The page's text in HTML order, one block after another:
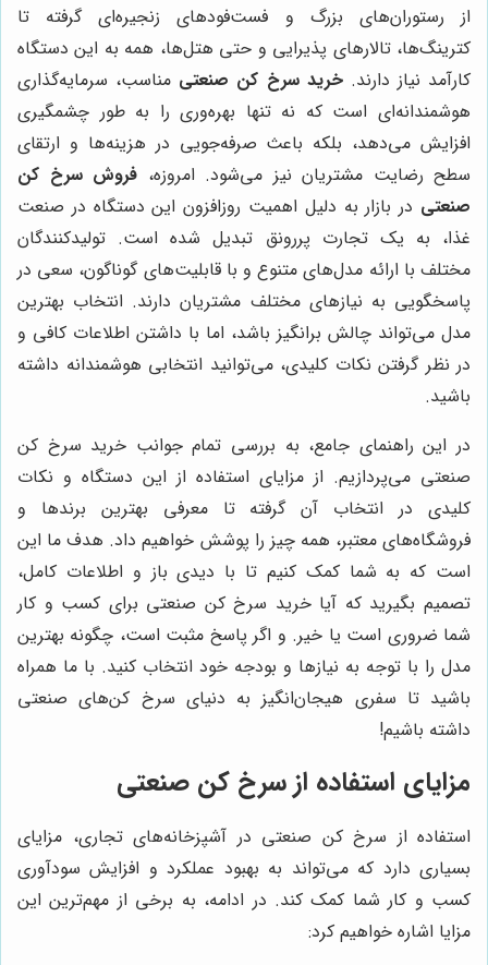
از رستوران‌های بزرگ و فست‌فودهای زنجیره‌ای گرفته تا
کترینگ‌ها، تالارهای پذیرایی و حتی هتل‌ها، همه به این دستگاه
کارآمد نیاز دارند.خرید سرخ کن صنعتی مناسب، سرمایه‌گذاری
هوشمندانه‌ای است که نه تنها بهره‌وری را به طور چشمگیری
افزایش می‌دهد، بلکه باعث صرفه‌جویی در هزینه‌ها و ارتقای
سطح رضایت مشتریان نیز می‌شود. امروزه، فروش سرخ کن
صنعتی در بازار به دلیل اهمیت روزافزون این دستگاه در صنعت
غذا، به یک تجارت پررونق تبدیل شده است. تولیدکنندگان
مختلف با ارائه مدل‌های متنوع و با قابلیت‌های گوناگون، سعی در
پاسخگویی به نیازهای مختلف مشتریان دارند. انتخاب بهترین
مدل می‌تواند چالش برانگیز باشد، اما با داشتن اطلاعات کافی و
در نظر گرفتن نکات کلیدی، می‌توانید انتخابی هوشمندانه داشته
باشید.
در این راهنمای جامع، به بررسی تمام جوانب خرید سرخ کن
صنعتی می‌پردازیم. از مزایای استفاده از این دستگاه و نکات
کلیدی در انتخاب آن گرفته تا معرفی بهترین برندها و
فروشگاه‌های معتبر، همه چیز را پوشش خواهیم داد. هدف ما این
است که به شما کمک کنیم تا با دیدی باز و اطلاعات کامل،
تصمیم بگیرید که آیا خرید سرخ کن صنعتی برای کسب و کار
شما ضروری است یا خیر. و اگر پاسخ مثبت است، چگونه بهترین
مدل را با توجه به نیازها و بودجه خود انتخاب کنید. با ما همراه
باشید تا سفری هیجان‌انگیز به دنیای سرخ کن‌های صنعتی
داشته باشیم!
مزایای استفاده از سرخ کن صنعتی
استفاده از سرخ کن صنعتی در آشپزخانه‌های تجاری، مزایای
بسیاری دارد که می‌تواند به بهبود عملکرد و افزایش سودآوری
کسب و کار شما کمک کند. در ادامه، به برخی از مهم‌ترین این
مزایا اشاره خواهیم کرد: